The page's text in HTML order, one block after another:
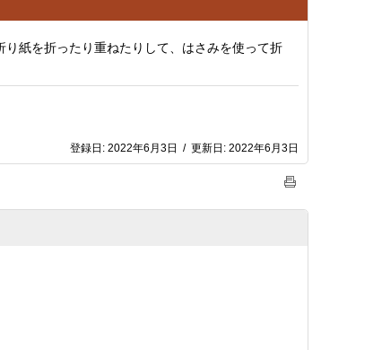
紙を折ったり重ねたりして、はさみを使って折
登録日: 2022年6月3日 / 更新日: 2022年6月3日